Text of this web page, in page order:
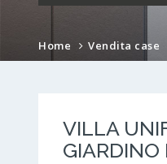
Home Vendita case
VILLA